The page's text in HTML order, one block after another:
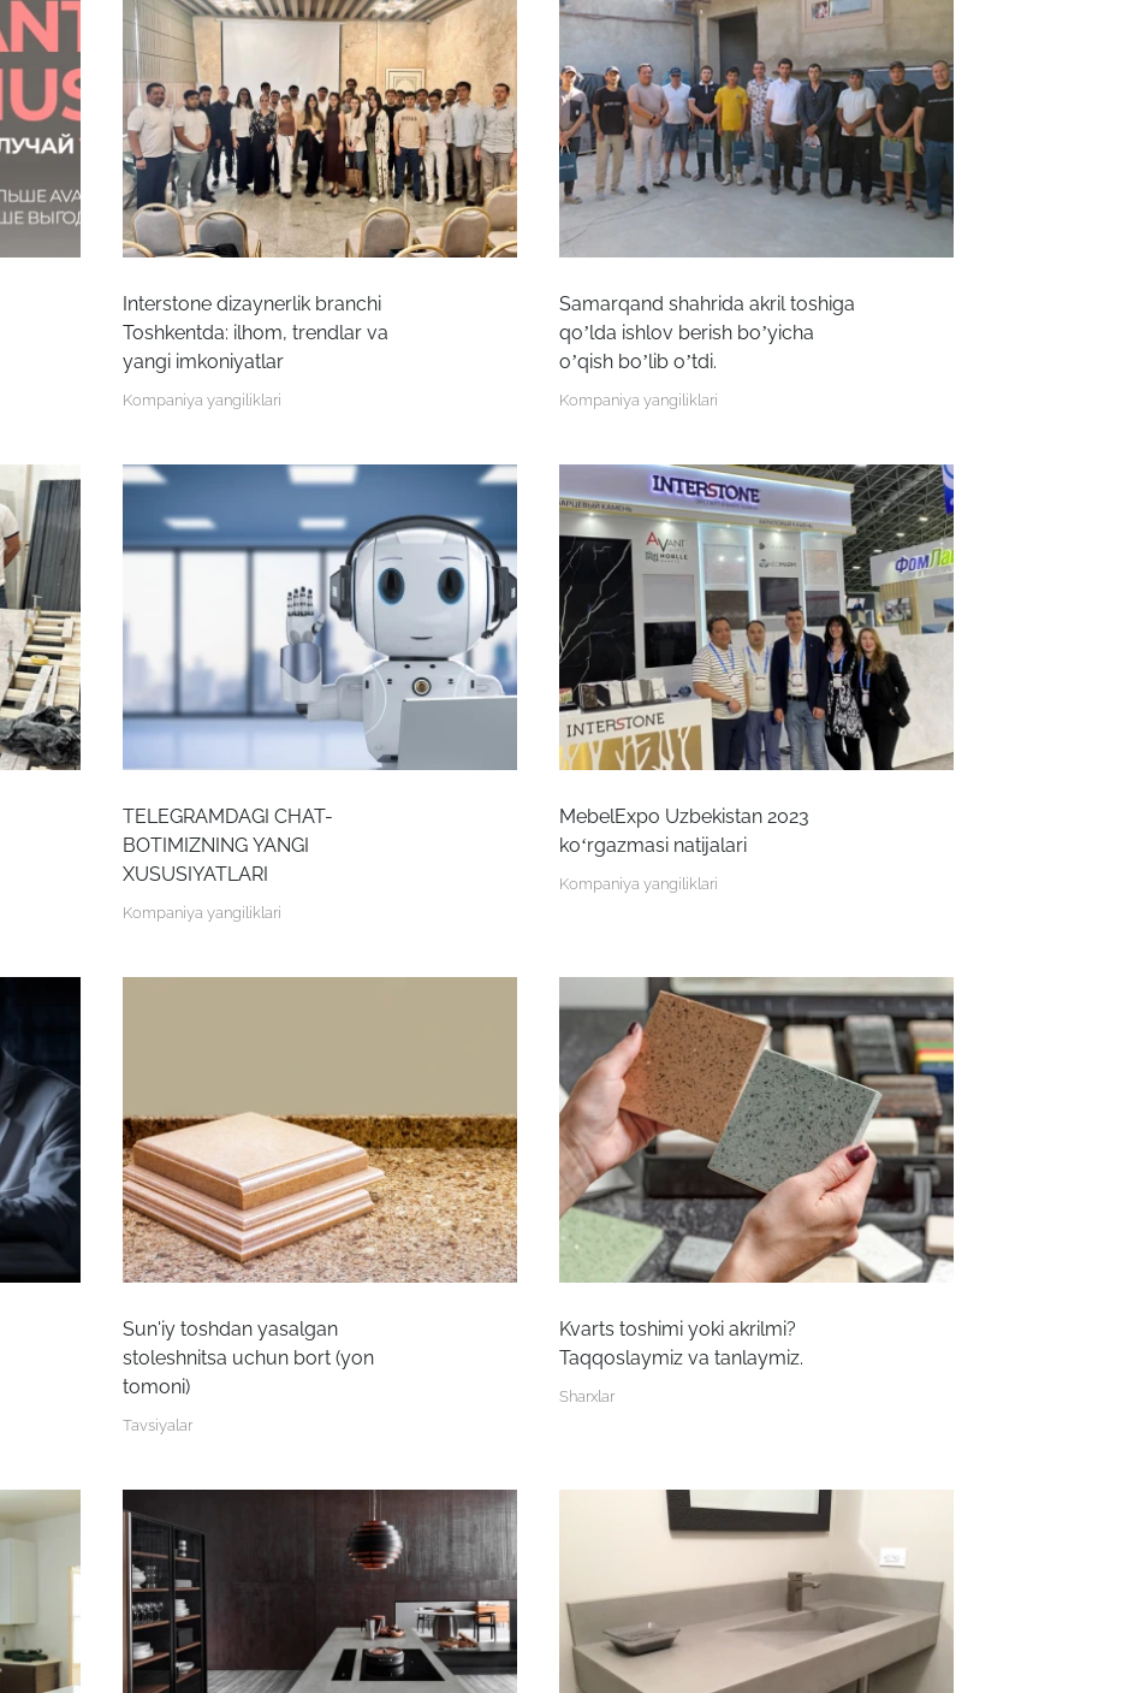
Interstone dizaynerlik branchi
Toshkentda: ilhom, trendlar va
yangi imkoniyatlar
Kompaniya yangiliklari
Samarqand shahrida akril toshiga
qoʼlda ishlov berish boʼyicha
oʼqish boʼlib oʼtdi.
Kompaniya yangiliklari
TELEGRAMDAGI CHAT-
BOTIMIZNING YANGI
XUSUSIYATLARI
Kompaniya yangiliklari
MebelExpo Uzbekistan 2023
ko‘rgazmasi natijalari
Kompaniya yangiliklari
Sun'iy toshdan yasalgan
stoleshnitsa uchun bort (yon
tomoni)
Tavsiyalar
Kvarts toshimi yoki akrilmi?
Taqqoslaymiz va tanlaymiz.
Sharxlar
Robot emasligingizni tasdiqlang
Robot emasligingizni tasdiqlang
Robot emasligingizni tasdiqlang
YUBORISH